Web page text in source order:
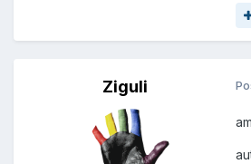
Ziguli